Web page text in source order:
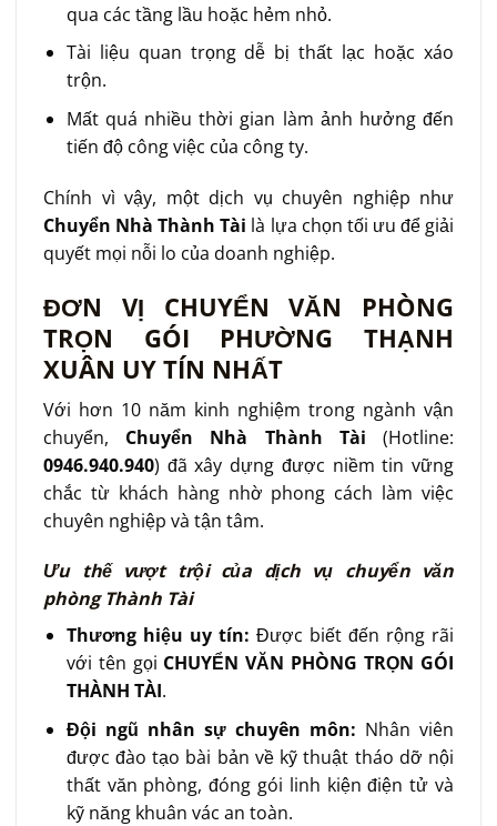
qua các tầng lầu hoặc hẻm nhỏ.
Tài liệu quan trọng dễ bị thất lạc hoặc xáo
trộn.
Mất quá nhiều thời gian làm ảnh hưởng đến
tiến độ công việc của công ty.
Chính vì vậy, một dịch vụ chuyên nghiệp như
Chuyển Nhà Thành Tài là lựa chọn tối ưu để giải
quyết mọi nỗi lo của doanh nghiệp.
ĐƠN VỊ CHUYỂN VĂN PHÒNG
TRỌN GÓI PHƯỜNG THẠNH
XUÂN UY TÍN NHẤT
Với hơn 10 năm kinh nghiệm trong ngành vận
chuyển, Chuyển Nhà Thành Tài (Hotline:
0946.940.940) đã xây dựng được niềm tin vững
chắc từ khách hàng nhờ phong cách làm việc
chuyên nghiệp và tận tâm.
Ưu thế vượt trội của dịch vụ chuyển văn
phòng Thành Tài
Thương hiệu uy tín: Được biết đến rộng rãi
với tên gọi CHUYỂN VĂN PHÒNG TRỌN GÓI
THÀNH TÀI.
Đội ngũ nhân sự chuyên môn: Nhân viên
được đào tạo bài bản về kỹ thuật tháo dỡ nội
thất văn phòng, đóng gói linh kiện điện tử và
kỹ năng khuân vác an toàn.